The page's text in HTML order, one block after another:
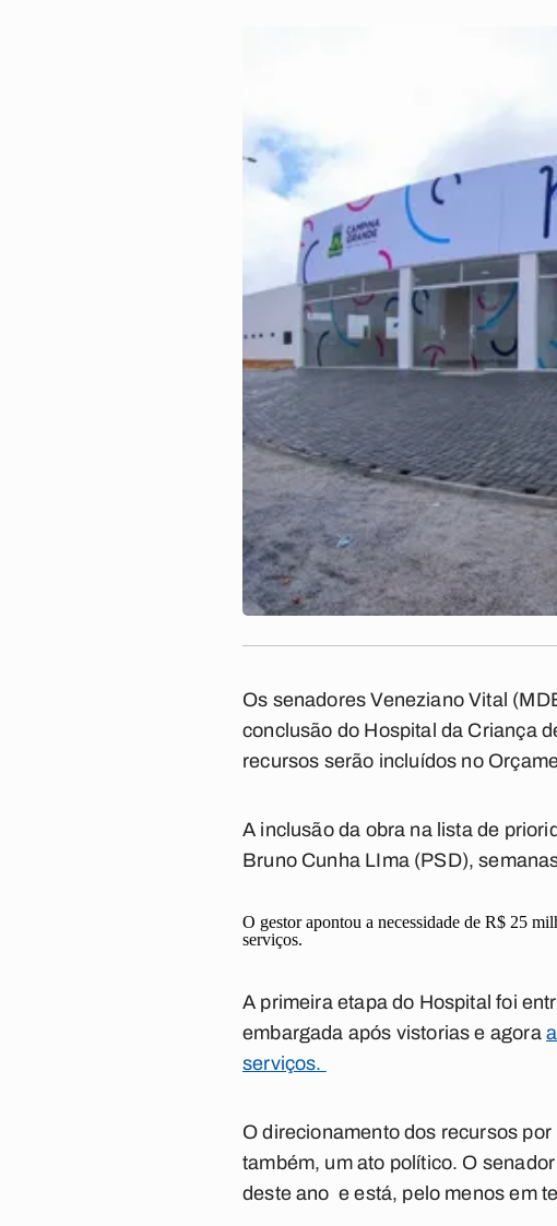
Os senadores Veneziano Vital
conclusão do Hospital da Criança
recursos serão incluídos no
A inclusão da obra na lista de
Bruno Cunha LIma (PSD),
O gestor apontou a necessidade de R$ 25
serviços.
A primeira etapa do Hospital foi
embargada após vistorias e agora
serviços.
O direcionamento dos recursos
também, um ato político. O
deste ano e está, pelo menos em